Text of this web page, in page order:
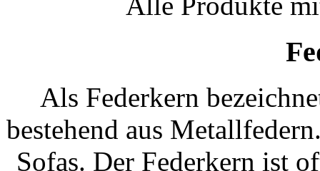
Als Federkern
bestehend aus
Sofas. Der Federkern ist